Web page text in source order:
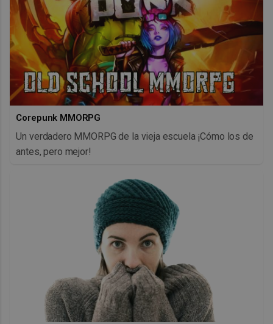
Corepunk MMORPG
Un verdadero MMORPG de la vieja escuela ¡Cómo los de
antes, pero mejor!